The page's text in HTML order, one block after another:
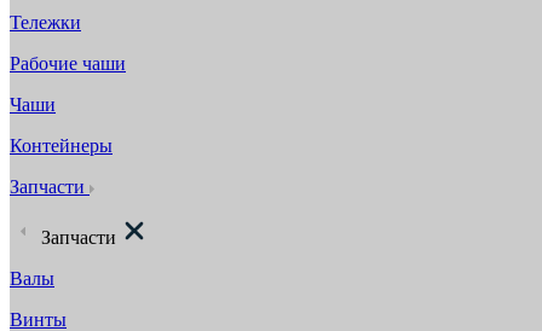
Тележки
Рабочие чаши
Чаши
Контейнеры
Запчасти
Запчасти
Валы
Винты